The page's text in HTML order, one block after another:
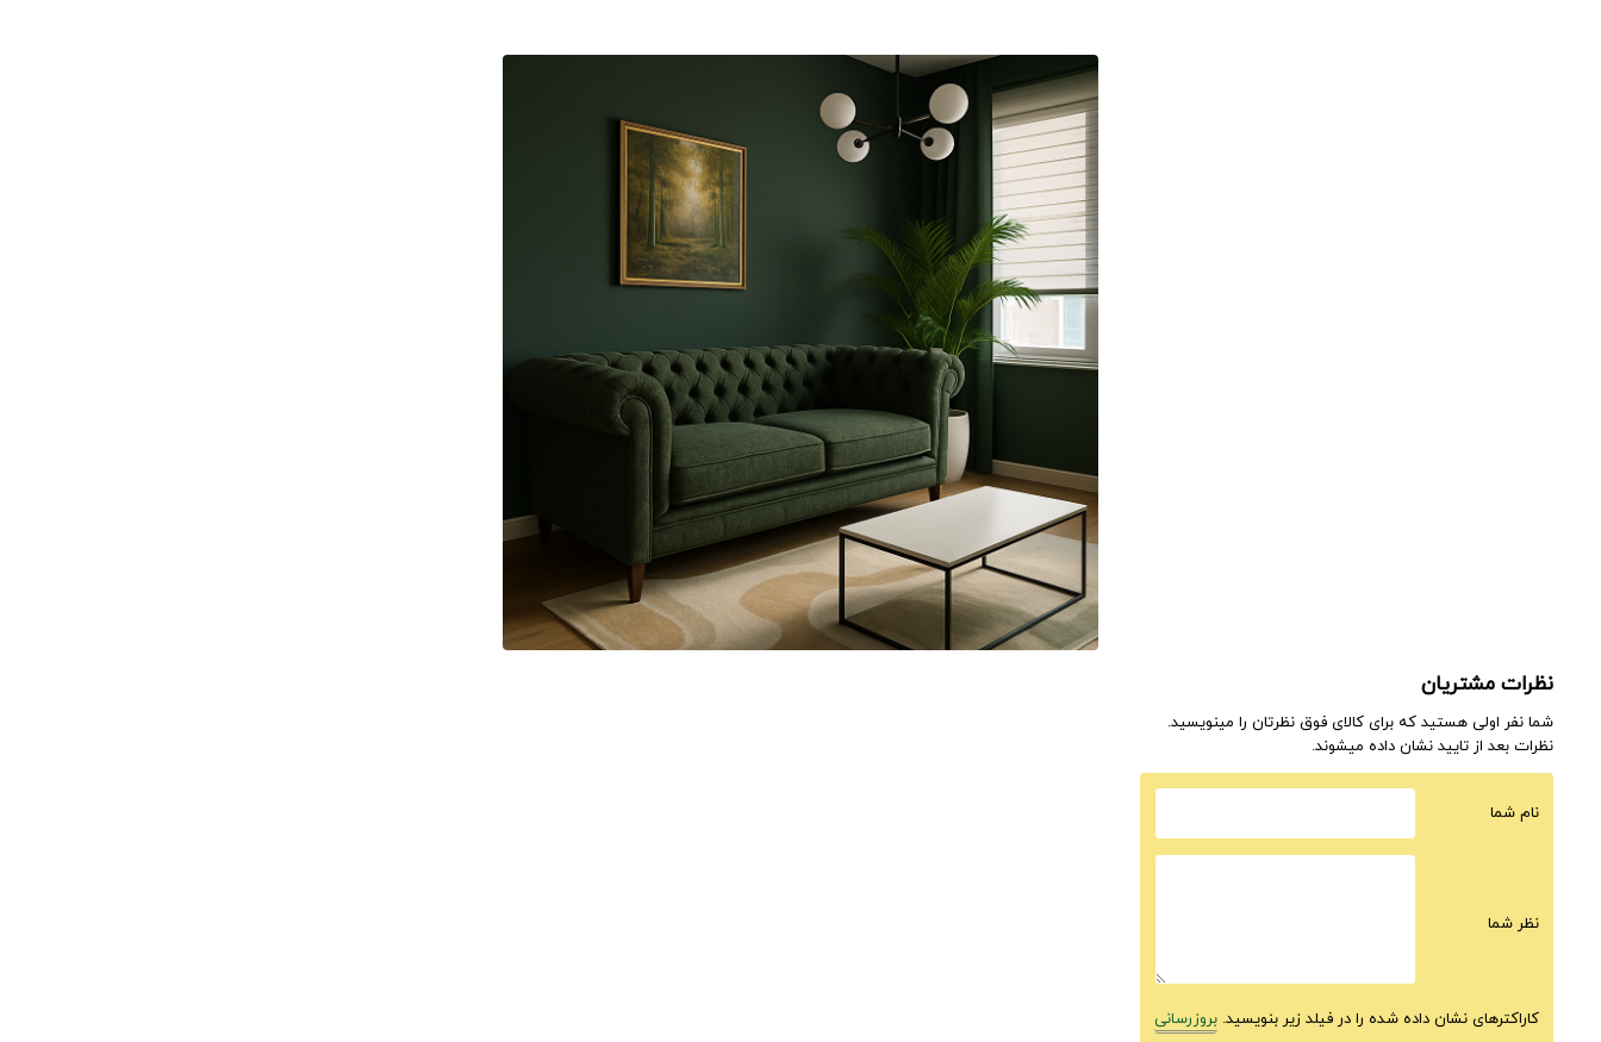
نظرات مشتریان
شما نفر اولی هستید که برای کالای فوق نظرتان را مینویسید.
نظرات بعد از تایید نشان داده میشوند.
نام شما
نظر شما
کاراکترهای نشان داده شده را در فیلد زیر بنویسید. بروزرسانی